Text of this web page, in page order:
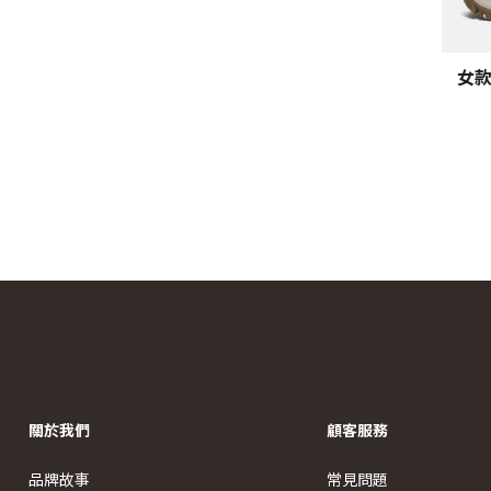
女
關於我們
品牌故事
顧客服務
常見問題